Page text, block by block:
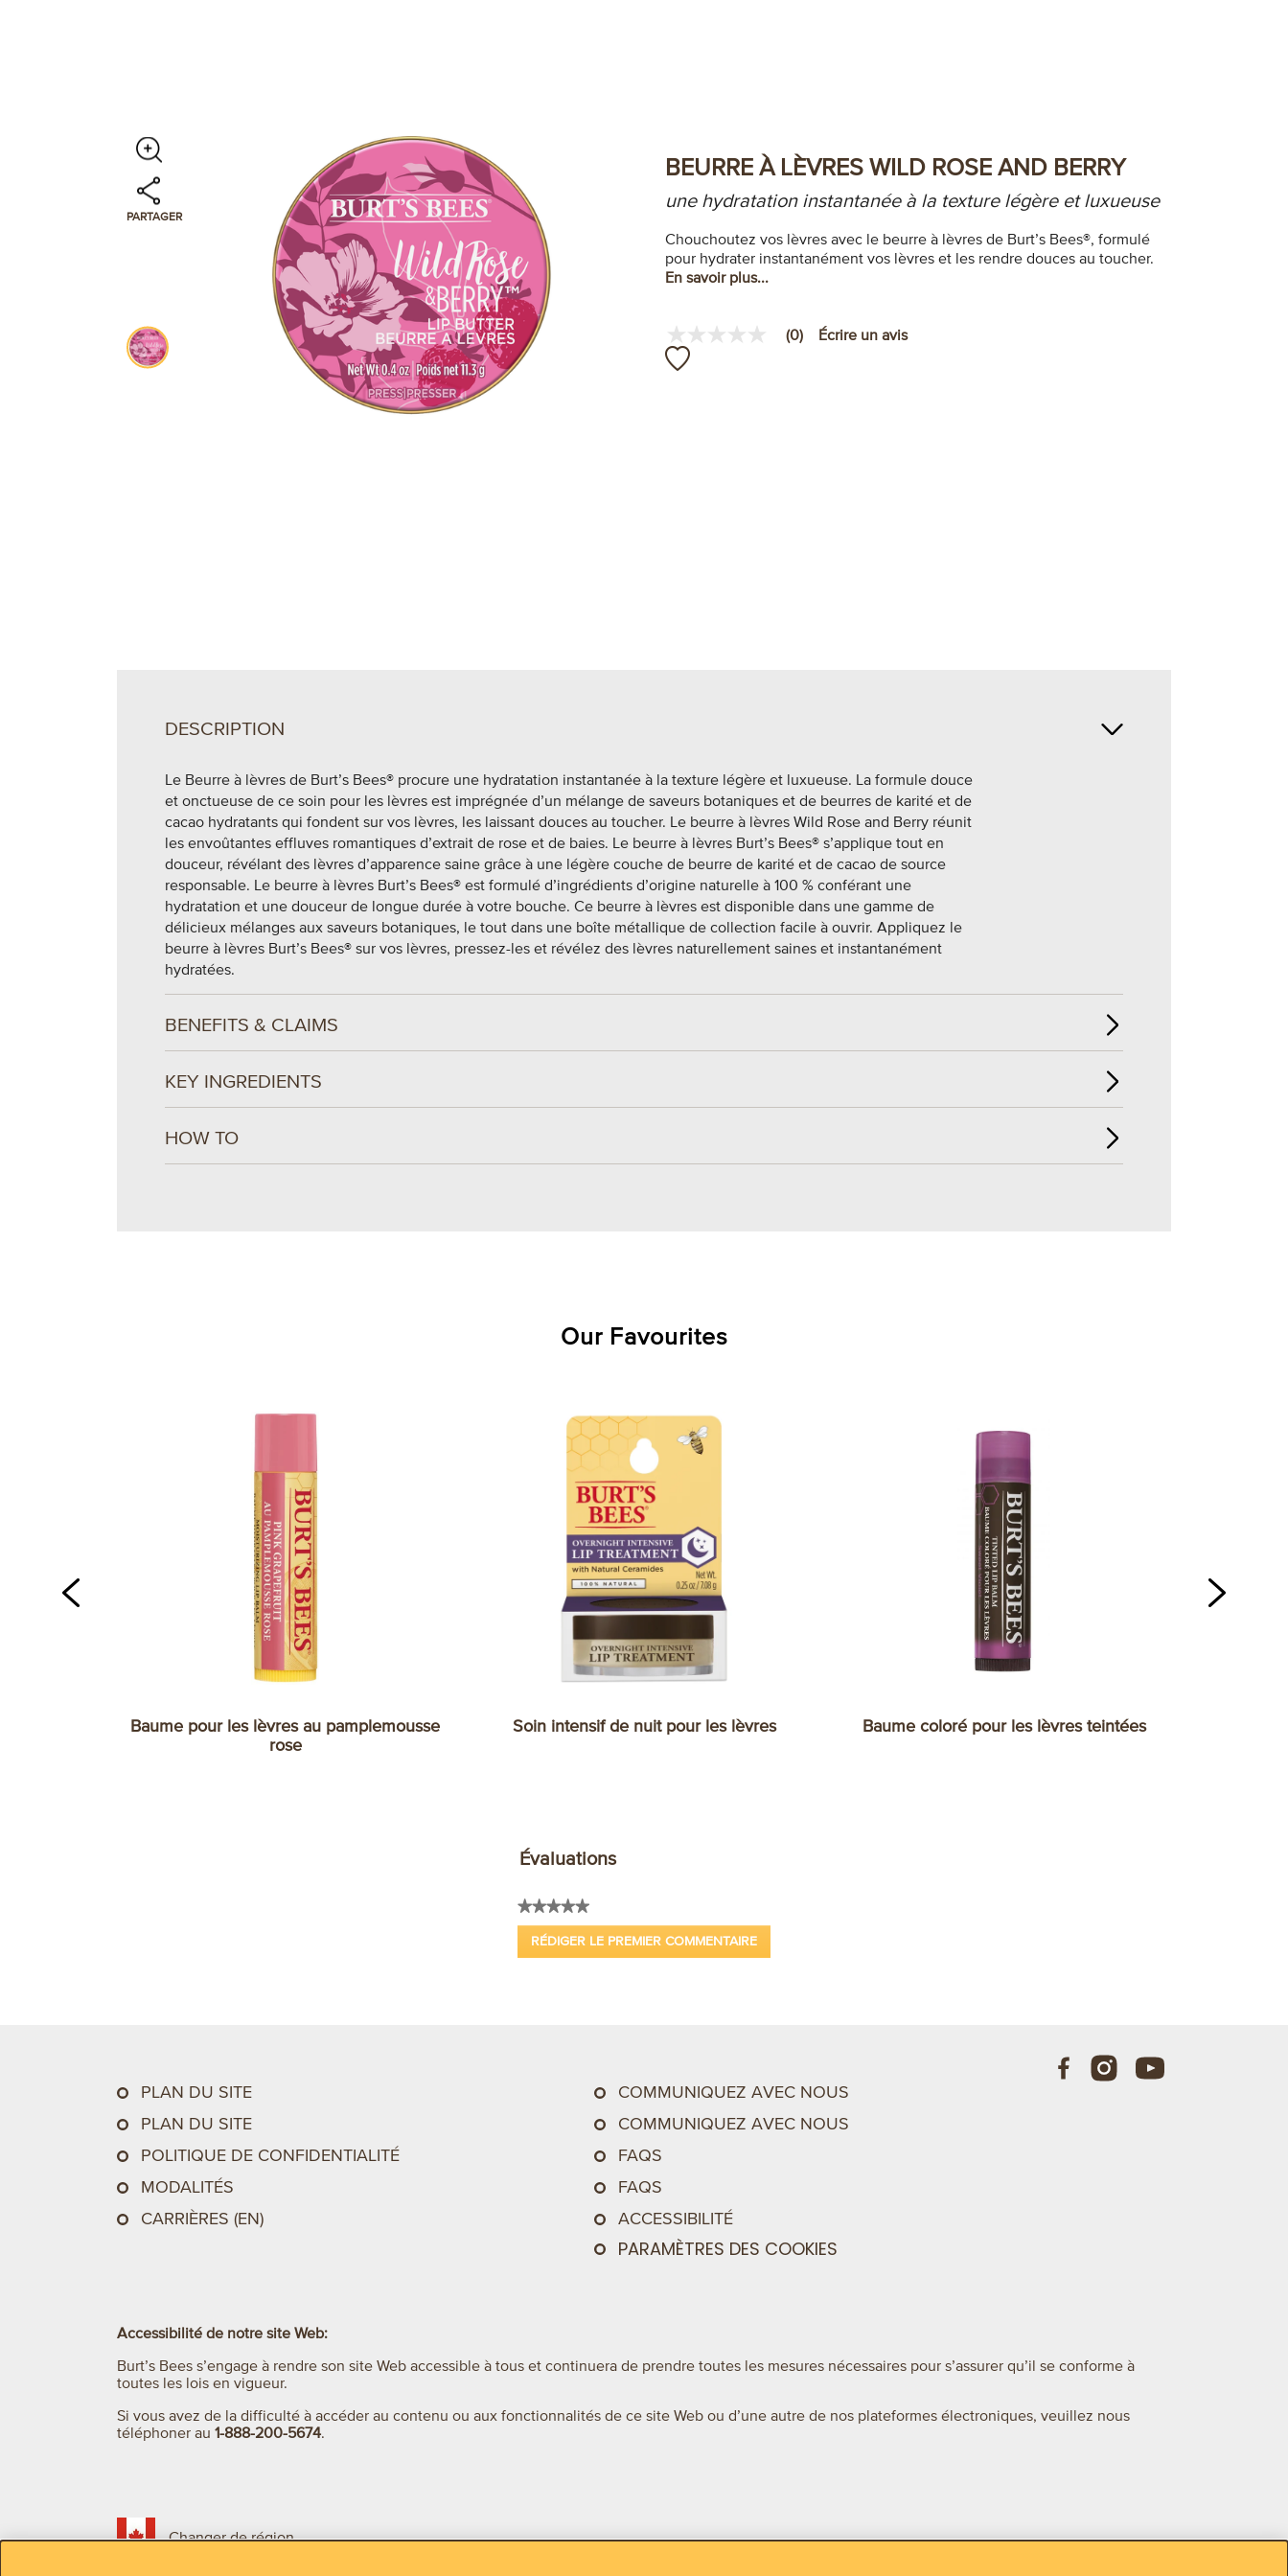
BEURRE À LÈVRES WILD ROSE AND BERRY
une hydratation instantanée à la texture légère et luxueuse
Chouchoutez vos lèvres avec le beurre à lèvres de Burt’s Bees®, formulé
pour hydrater instantanément vos lèvres et les rendre douces au toucher.
En savoir plus...
Aucune
valeur
de
(0) Écrire un avis
DESCRIPTION
Le Beurre à lèvres de Burt’s Bees® procure une hydratation instantanée à la texture légère et luxueuse. La formule douce
et onctueuse de ce soin pour les lèvres est imprégnée d’un mélange de saveurs botaniques et de beurres de karité et de
cacao hydratants qui fondent sur vos lèvres, les laissant douces au toucher. Le beurre à lèvres Wild Rose and Berry réunit
les envoûtantes effluves romantiques d’extrait de rose et de baies. Le beurre à lèvres Burt’s Bees® s’applique tout en
douceur, révélant des lèvres d’apparence saine grâce à une légère couche de beurre de karité et de cacao de source
responsable. Le beurre à lèvres Burt’s Bees® est formulé d’ingrédients d’origine naturelle à 100 % conférant une
hydratation et une douceur de longue durée à votre bouche. Ce beurre à lèvres est disponible dans une gamme de
délicieux mélanges aux saveurs botaniques, le tout dans une boîte métallique de collection facile à ouvrir. Appliquez le
beurre à lèvres Burt’s Bees® sur vos lèvres, pressez-les et révélez des lèvres naturellement saines et instantanément
hydratées.
BENEFITS & CLAIMS
KEY INGREDIENTS
HOW TO
Our Favourites
Baume pour les lèvres au pamplemousse
rose
Soin intensif de nuit pour les lèvres Baume coloré pour les lèvres teintées
Évaluations
★★★★★
Aucune
valeur
de
RÉDIGER LE PREMIER COMMENTAIRE
.
PLAN DU SITE
PLAN DU SITE
POLITIQUE DE CONFIDENTIALITÉ
MODALITÉS
CARRIÈRES (EN)
COMMUNIQUEZ AVEC NOUS
COMMUNIQUEZ AVEC NOUS
FAQS
FAQS
ACCESSIBILITÉ
PARAMÈTRES DES COOKIES
Accessibilité de notre site Web:
Burt’s Bees s’engage à rendre son site Web accessible à tous et continuera de prendre toutes les mesures nécessaires pour s’assurer qu’il se conforme à
toutes les lois en vigueur.
Si vous avez de la difficulté à accéder au contenu ou aux fonctionnalités de ce site Web ou d’une autre de nos plateformes électroniques, veuillez nous
téléphoner au 1-888-200-5674.
Changer de région